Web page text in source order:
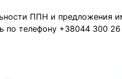
ППН и предложения
по телефону +38044 300